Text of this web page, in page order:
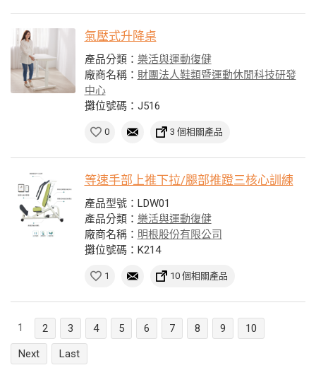
氣壓式升降桌
產品分類： 樂活與運動復健
廠商名稱： 財團法人鞋類暨運動休閒科技研發
中心
攤位號碼：J516
0 3 個相關產品
等速手部上推下拉/腿部推蹬三核心訓練
產品型號：LDW01
產品分類： 樂活與運動復健
廠商名稱： 明根股份有限公司
攤位號碼：K214
1 10 個相關產品
1 2 3 4 5 6 7 8 9
10
Next
Last